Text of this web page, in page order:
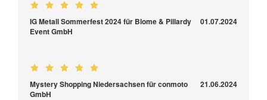
IG Metall Sommerfest 2024 für Blome & Pillardy
Event GmbH
01.07.2024
Mystery Shopping Niedersachsen für conmoto
GmbH
21.06.2024